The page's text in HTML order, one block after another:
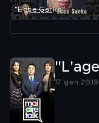
"Ecce Garko"
17 gen 2019